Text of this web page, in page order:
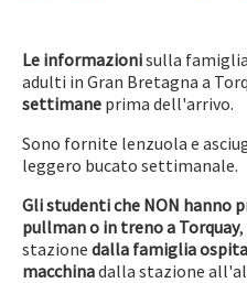
Le informazionisulla
adulti in Gran Bretagna a
settimane prima dell'arrivo.
Sono fornite lenzuola e
leggero bucato settimanale.
Gli studenti che NON hanno
pullman o in treno a Torquay
stazione dalla famiglia
macchinadalla stazione